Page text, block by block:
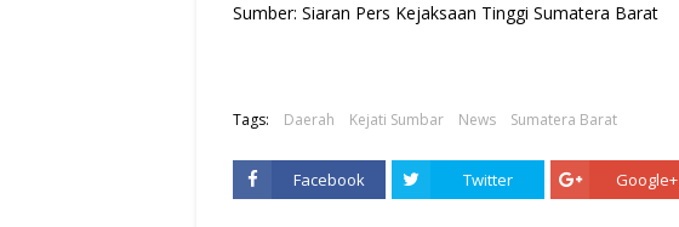
Sumber: Siaran Pers Kejaksaan Tinggi Sumatera Barat
Tags: Daerah Kejati Sumbar News Sumatera Barat
Facebook Twitter Google+